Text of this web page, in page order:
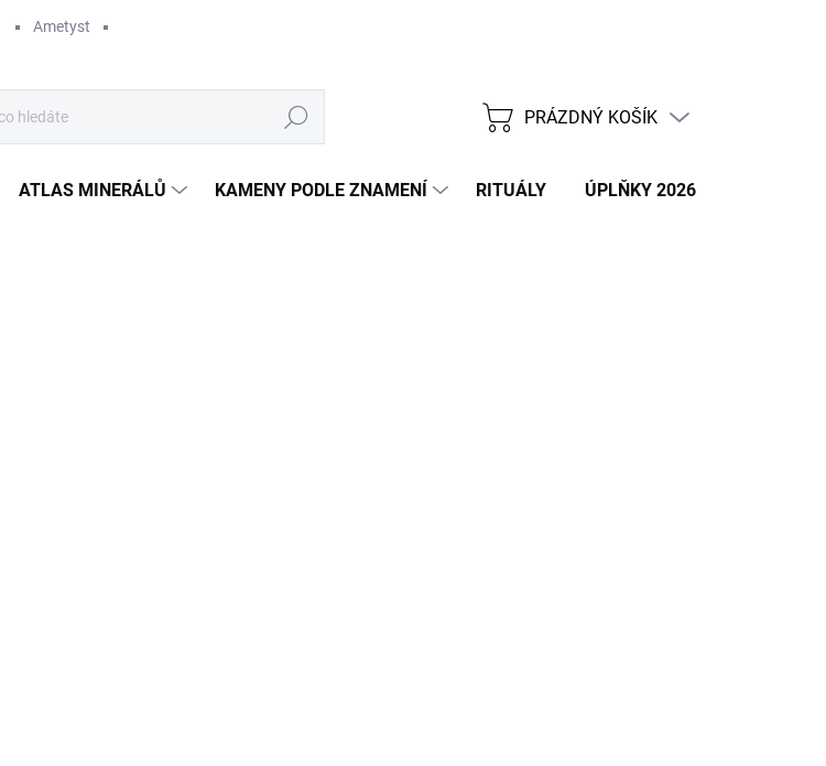
Ametyst
Hledat
NÁKUPNÍ
PRÁZDNÝ KOŠÍK
ATLAS MINERÁLŮ KAMENY PODLE ZNAMENÍ RITUÁLY ÚPLŇKY 2026